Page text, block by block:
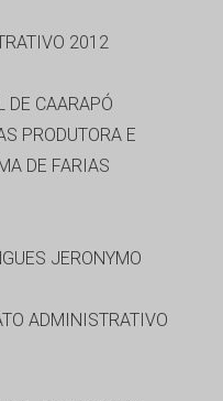
2012
DE CAARAPÓ
PRODUTORA E
DE FARIAS
JERONYMO
ADMINISTRATIVO